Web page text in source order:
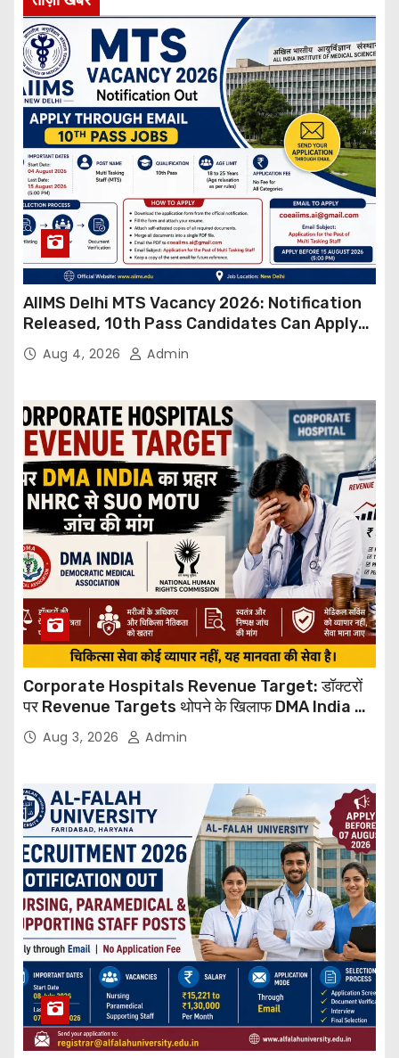
AIIMS Delhi MTS Vacancy 2026: Notification
Released, 10th Pass Candidates Can Apply
Through Email
Aug 4, 2026 Admin
Corporate Hospitals Revenue Target: डॉक्टरों
पर Revenue Targets थोपने के खिलाफ DMA India का
बड़ा कदम, NHRC से Suo Motu जांच की मांग
Aug 3, 2026 Admin